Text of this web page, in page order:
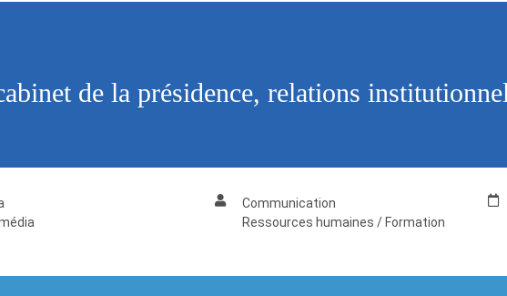
de la présidence, relations
Communication
Ressources humaines / Formation